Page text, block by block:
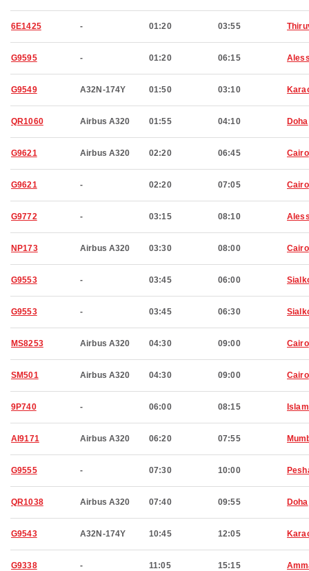
6E1425 - 01:20 03:55
G9595 - 01:20 06:15
G9549 A32N-174Y 01:50 03:10
QR1060 Airbus A320 01:55 04:10 Doha
G9621 Airbus A320 02:20 06:45 Cairo
G9621 - 02:20 07:05 Cairo
G9772 - 03:15 08:10
NP173 Airbus A320 03:30 08:00 Cairo
G9553 - 03:45 06:00
G9553 - 03:45 06:30
MS8253 Airbus A320 04:30 09:00 Cairo
SM501 Airbus A320 04:30 09:00 Cairo
9P740 - 06:00 08:15
AI9171 Airbus A320 06:20 07:55
G9555 - 07:30 10:00
QR1038 Airbus A320 07:40 09:55 Doha
G9543 A32N-174Y 10:45 12:05
G9338 - 11:05 15:15